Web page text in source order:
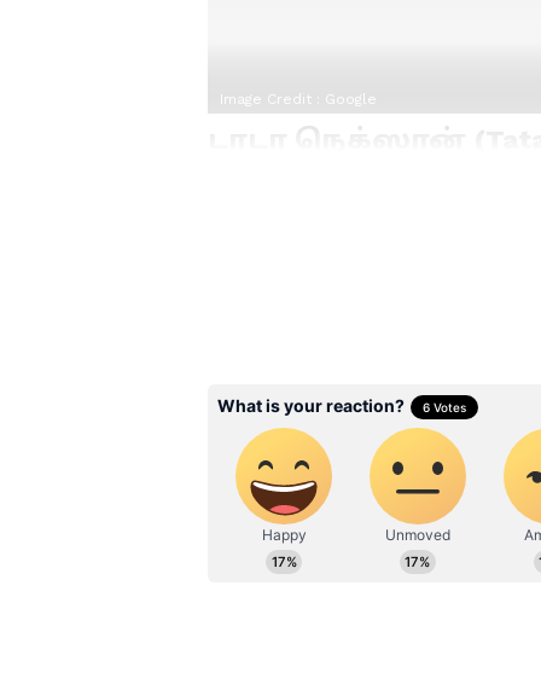
Image Credit : Google
டாடா நெக்ஸான் (Tata
Related Articles
பெட்ரோல்
குட்பை.. அதிக
டாப் 5 பட்ஜெட்